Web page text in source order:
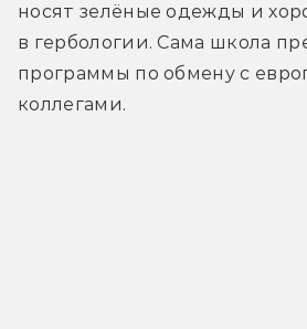
носят зелёные одежды и
в гербологии. Сама школа
программы по обмену с
коллегами.